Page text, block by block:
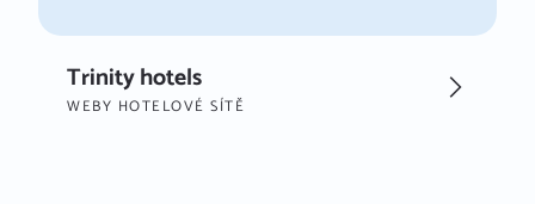
Trinity hotels
WEBY HOTELOVÉ SÍTĚ